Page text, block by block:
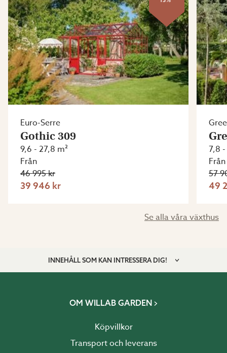
Euro-Serre
Gothic 309
9,6 - 27,8 m²
Från
46 995 kr
39 946 kr
7,8
Från
57
49
Se alla våra växthus
INNEHÅLL SOM KAN INTRESSERA DIG!
OM WILLAB GARDEN
Köpvillkor
Transport och leverans